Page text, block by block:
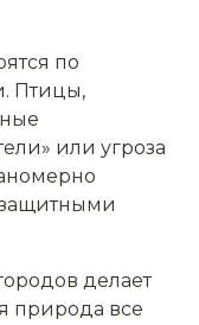
по
Птицы,
или угроза
делает
природа все